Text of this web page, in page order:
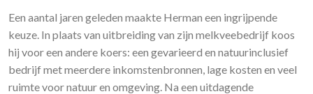
Een aantal jaren geleden maakte Herman een ingrijpende
keuze. In plaats van uitbreiding van zijn melkveebedrijf koos
hij voor een andere koers: een gevarieerd en natuurinclusief
bedrijf met meerdere inkomstenbronnen, lage kosten en veel
ruimte voor natuur en omgeving. Na een uitdagende